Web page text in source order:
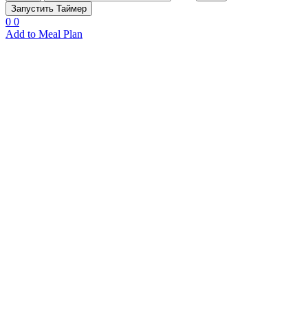
Запустить Таймер
0 0
Add to Meal Plan